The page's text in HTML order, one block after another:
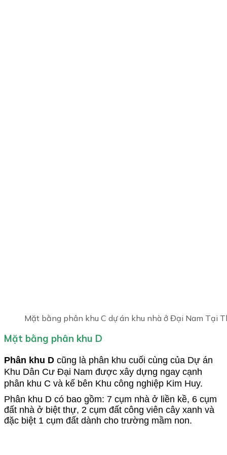
Mặt bằng phân khu C dự án khu nhà ở Đại Nam Tại
Mặt bằng phân khu D
Phân khu D cũng là phân khu cuối cùng của Dự án
Khu Dân Cư Đại Nam được xây dựng ngay cạnh
phân khu C và kế bên Khu công nghiệp Kim Huy.
Phân khu D có bao gồm: 7 cụm nhà ở liền kề, 6 cụm
đất nhà ở biệt thự, 2 cụm đất công viên cây xanh và
đặc biệt 1 cụm đất dành cho trường mầm non.